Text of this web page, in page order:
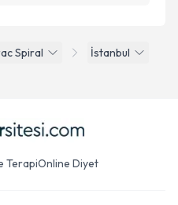
Spiral
İstanbul
TerapiOnline Diyet